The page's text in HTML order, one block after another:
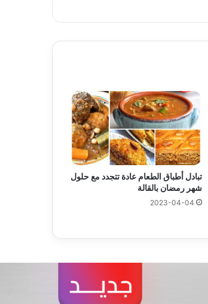
تبادل أطباق الطعام عادة تتجدد مع حلول
شهر رمضان بالقالة
2023-04-04